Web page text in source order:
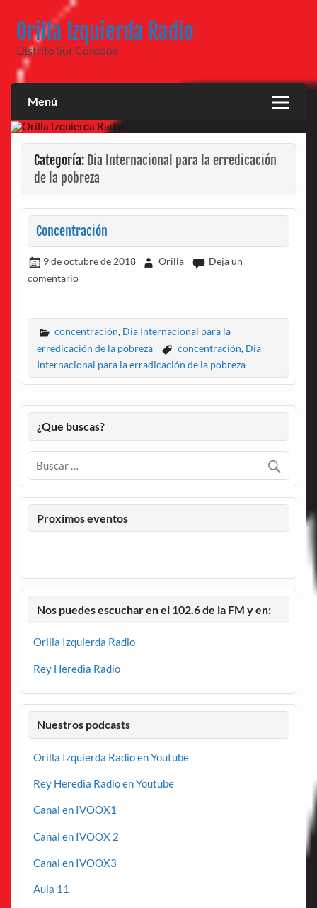
contenido
Orilla Izquierda Radio
Distrito Sur Córdoba
Menú
Categoría: Dia Internacional para la erredicación
de la pobreza
Concentración
9 de octubre de 2018 Orilla
Deja un
comentario
concentración, Dia Internacional para la
erredicación de la pobreza
concentración, Dia
Internacional para la erradicación de la pobreza
¿Que buscas?
Proximos eventos
Nos puedes escuchar en el 102.6 de la FM y en:
Orilla Izquierda Radio
Rey Heredia Radio
Nuestros podcasts
Orilla Izquierda Radio en Youtube
Rey Heredia Radio en Youtube
Canal en IVOOX1
Canal en IVOOX 2
Canal en IVOOX3
Aula 11